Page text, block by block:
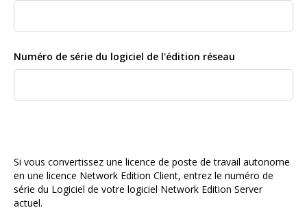
Numéro de série du logiciel de l'édition réseau
Si vous convertissez une licence de poste de travail autonome
en une licence Network Edition Client, entrez le numéro de
série du Logiciel de votre logiciel Network Edition Server
actuel.